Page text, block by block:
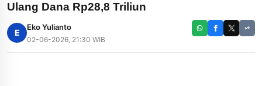
Ulang Dana Rp28,8 Triliun
E
Eko Yulianto
02-06-2026, 21:30 WIB